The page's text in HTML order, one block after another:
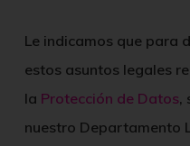
Le indicamos que para
estos asuntos legales
la Protección de Datos,
nuestro Departamento